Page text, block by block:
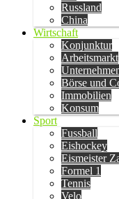
Russland
China
Wirtschaft
Konjunktur
Arbeitsmarkt
Börse und
Immobilien
Konsum
Sport
Fussball
Eishockey
Eismeister
Formel 1
Tennis
Velo